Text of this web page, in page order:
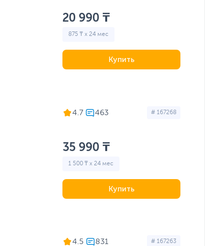
20 990 ₸
875 ₸ x 24 мес
Купить
4.7 # 167268
35 990 ₸
1 500 ₸ x 24 мес
Купить
4.5 # 167263